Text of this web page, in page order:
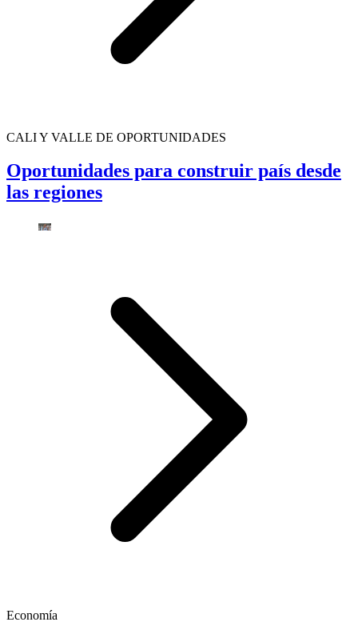
CALI Y VALLE DE OPORTUNIDADES
Oportunidades para construir país desde
las regiones
Economía